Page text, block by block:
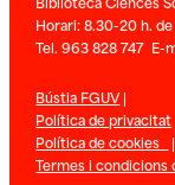
Horari: 8.30-20 h.
Tel. 963 828 747 E-
Bústia FGUV|
Política de privacitat
Política de cookies |
Termes i condicions